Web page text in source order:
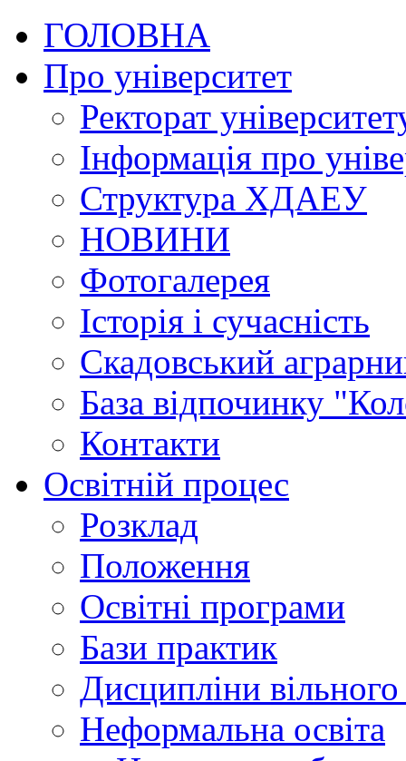
ГОЛОВНА
Про університет
Ректорат
Інформація про
Структура ХДАЕУ
НОВИНИ
Фотогалерея
Історія і сучасність
Скадовський
База відпочинку
Контакти
Освітній процес
Розклад
Положення
Освітні програми
Бази практик
Дисципліни
Неформальна освіта